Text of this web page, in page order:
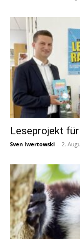
Leseprojekt
Sven Iwertowski - 2.